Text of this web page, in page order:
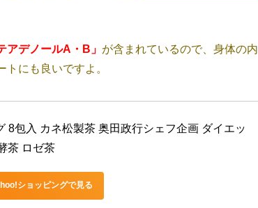
アデノールA・B」 が含まれているので、身体の内
にも良いですよ。
8包入 カネ松製茶 奥田政行シェフ企画 ダイエッ
茶 ロゼ茶
ショッピングで見る